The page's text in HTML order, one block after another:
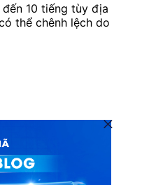
10 tiếng tùy địa
thể chênh lệch do